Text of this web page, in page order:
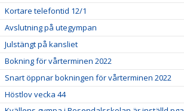
Kortare telefontid 12/1
Avslutning på utegympan
Julstängt på kansliet
Bokning för vårterminen 2022
Snart öppnar bokningen för vårterminen 2022
Höstlov vecka 44